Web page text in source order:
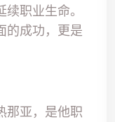
职业生命。
的成功，更是
那亚，是他职